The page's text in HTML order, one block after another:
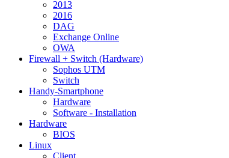
2013
2016
DAG
Exchange Online
OWA
Firewall + Switch (Hardware)
Sophos UTM
Switch
Handy-Smartphone
Hardware
Software - Installation
Hardware
BIOS
Linux
Client